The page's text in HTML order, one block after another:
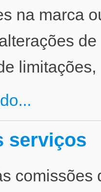
na marca
serviços
comissões